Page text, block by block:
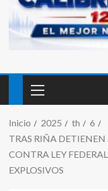
Inicio 2025 th
6
TRAS RIÑA DETIENEN
CONTRA LEY
EXPLOSIVOS